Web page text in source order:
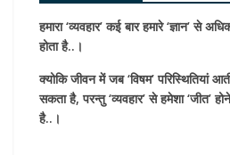
हमारा ‘व्यवहार’ कई बार हमारे ‘ज्ञान’ से
होता है..।
क्योकि जीवन में जब ‘विषम’ परिस्थितियां
सकता है,परन्तु ‘व्यवहार’ से हमेशा ‘जीत’
है..।